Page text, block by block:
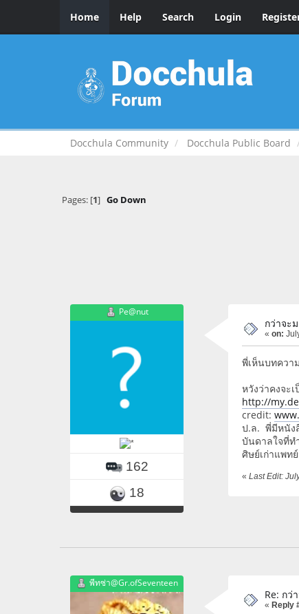
Home Help Search Login
Docchula Community Docchula Public Board
Pages: [1] Go Down
Pe@nut
162
18
กว่าจะ
« on:
พี่เห็นบทควา
หวังว่าคงจะ
http://
credit:
ป.ล. พี่มีหนัง
บันดาลใจที่
ศิษย์เก่าแพท
« Last Edit:
พีทซ่า@Gr.ofSeventeen
Re: กว่
« Reply